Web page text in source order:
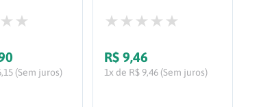
(Sem juros)
225207
R$ 9,46
1x de R$ 9,46 (Sem juros)